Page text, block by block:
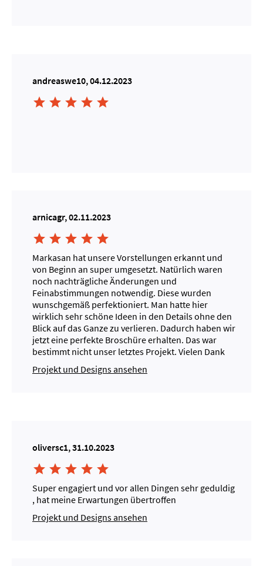
andreaswe10, 04.12.2023
    
arnicagr, 02.11.2023
    
Markasan hat unsere Vorstellungen erkannt und
von Beginn an super umgesetzt. Natürlich waren
noch nachträgliche Änderungen und
Feinabstimmungen notwendig. Diese wurden
wunschgemäß perfektioniert. Man hatte hier
wirklich sehr schöne Ideen in den Details ohne den
Blick auf das Ganze zu verlieren. Dadurch haben wir
jetzt eine perfekte Broschüre erhalten. Das war
bestimmt nicht unser letztes Projekt. Vielen Dank
Projekt und Designs ansehen
oliversc1, 31.10.2023
    
Super engagiert und vor allen Dingen sehr geduldig
, hat meine Erwartungen übertroffen
Projekt und Designs ansehen